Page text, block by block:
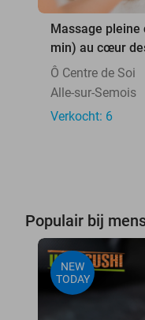
Massage pleine
min) au cœur
Ô Centre de Soi
Alle-sur-Semois
Verkocht: 6
Populair bij
NEW
TODAY